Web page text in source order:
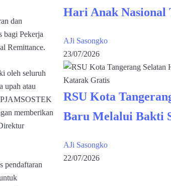
dan
bagi Pekerja
Remittance.
oleh seluruh
upah atau
memberikan
pendaftaran
Hari Anak Nasional
AJi Sasongko
23/07/2026
RSU Kota
Baru Melalui Bakti
AJi Sasongko
22/07/2026